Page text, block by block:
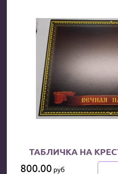
ТАБЛИЧКА НА
800.00 руб